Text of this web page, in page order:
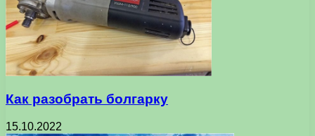
Как разобрать болгарку
15.10.2022